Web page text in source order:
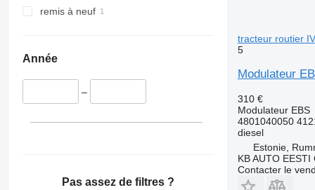
remis à neuf
Année
–
Pas assez de filtres ?
tracteur routier
5
Modulateur
310 €
Modulateur EBS
4801040050
diesel
Estonie,
KB AUTO EESTI
Contacter le